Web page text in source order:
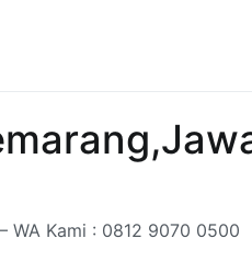
WA Kami : 0812 9070 0500